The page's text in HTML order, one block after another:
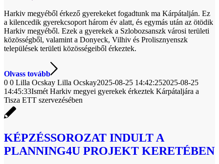
Harkiv megyéből érkező gyerekeket fogadtunk ma Kárpátalján. Ez
a kilencedik gyerekcsoport három év alatt, és egymás után az ötödik
Harkiv megyéből. Ezek a gyerekek a Szlobozsanszk városi területi
közösségből, valamint a Donyeck, Vilhiv és Prolisznyenszk
települések területi közösségeiből érkeztek.
Olvass tovább
0 0 Lilla Ocskay Lilla Ocskay2025-08-25 14:42:252025-08-25
14:45:33Ismét Harkiv megyei gyerekek érkeztek Kárpátaljára a
Tisza ETT szervezésében
KÉPZÉSSOROZAT INDULT A
PLANNING4U PROJEKT KERETÉBEN